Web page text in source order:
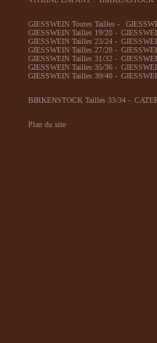
GIESSWEIN Toutes Tailles -
GIESSWEIN Tailles 19/20 -
GIESSWEIN Tailles 23/24 -
GIESSWEIN Tailles 27/28 -
GIESSWEIN Tailles 31/32 -
GIESSWEIN Tailles 35/36 -
GIESSWEIN Tailles 39/40 -
BIRKENSTOCK Tailles 33/34 -
Plan du site